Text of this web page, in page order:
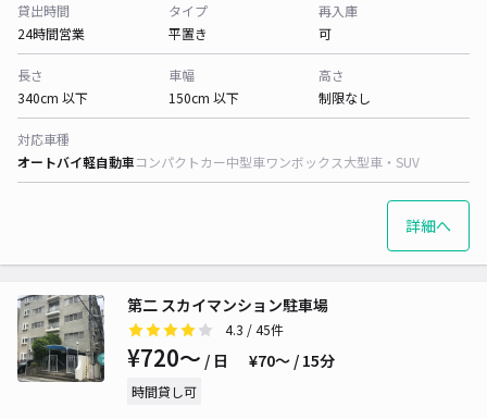
貸出時間
24時間営業
タイプ
平置き
再入庫
可
長さ
340cm 以下
車幅
150cm 以下
高さ
制限なし
対応車種
オートバイ軽自動車コンパクトカー中型車ワンボックス大型車・SUV
詳細へ
第二 スカイマンション駐車場
4.3 / 45件
¥720〜 / 日 ¥70〜 / 15分
時間貸し可